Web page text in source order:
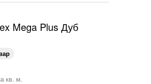
Mega Plus Дуб
кв. м.